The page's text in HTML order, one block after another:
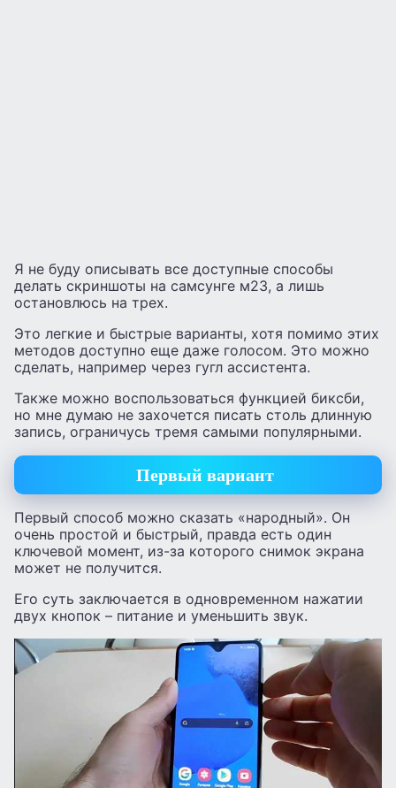
Я не буду описывать все доступные способы
делать скриншоты на самсунге м23, а лишь
остановлюсь на трех.
Это легкие и быстрые варианты, хотя помимо этих
методов доступно еще даже голосом. Это можно
сделать, например через гугл ассистента.
Также можно воспользоваться функцией биксби,
но мне думаю не захочется писать столь длинную
запись, ограничусь тремя самыми популярными.
Первый вариант
Первый способ можно сказать «народный». Он
очень простой и быстрый, правда есть один
ключевой момент, из-за которого снимок экрана
может не получится.
Его суть заключается в одновременном нажатии
двух кнопок – питание и уменьшить звук.